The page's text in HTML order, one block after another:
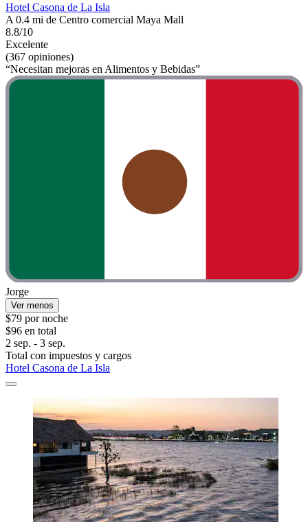
Hotel Casona de La Isla
A 0.4 mi de Centro comercial Maya Mall
8.8/10
Excelente
(367 opiniones)
“Necesitan mejoras en Alimentos y Bebidas”
Jorge
Ver menos
$79 por noche
$96 en total
2 sep. - 3 sep.
Total con impuestos y cargos
Hotel Casona de La Isla